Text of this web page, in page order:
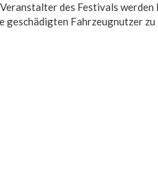
des Festivals
geschädigten Fahrzeugnutzer